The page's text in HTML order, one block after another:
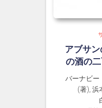
アブサ
の酒の二
バーナビー
(著), 浜